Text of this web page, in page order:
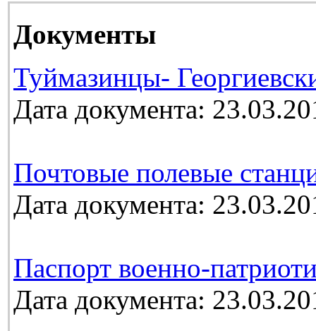
Документы
Туймазинцы-
Дата документа:
Почтовые полевые
Дата документа:
Паспорт военно-
Дата документа: